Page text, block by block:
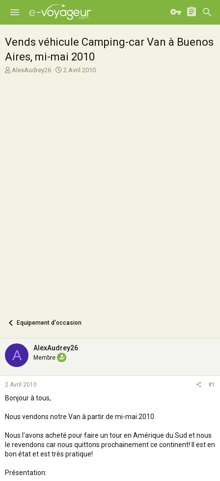
Vends véhicule Camping-car Van à Buenos
Aires, mi-mai 2010
A
AlexAudrey26
D
2 Avril 2010
Equipement d'occasion
A AlexAudrey26
Membre
2 Avril 2010 #1
Bonjour à tous,
Nous vendons notre Van à partir de mi-mai 2010.
Nous l'avons acheté pour faire un tour en Amérique du Sud et nous
le revendons car nous quittons prochainement ce continent! Il est en
bon état et est très pratique!
Présentation: